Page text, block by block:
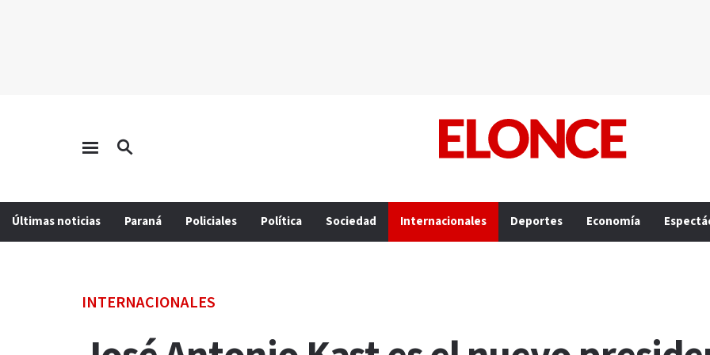
Últimas noticias Paraná Policiales Política Sociedad Internacionales Deportes Economía
INTERNACIONALES